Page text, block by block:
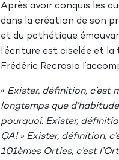
Après avoir conquis les
dans la création de son
et du pathétique
l’écriture est ciselée et
Frédéric Recrosio
« Exister, définition, c’est
longtemps que
pourquoi. Exister,
ÇA! » Exister, définition,
101èmes Orties, c’est